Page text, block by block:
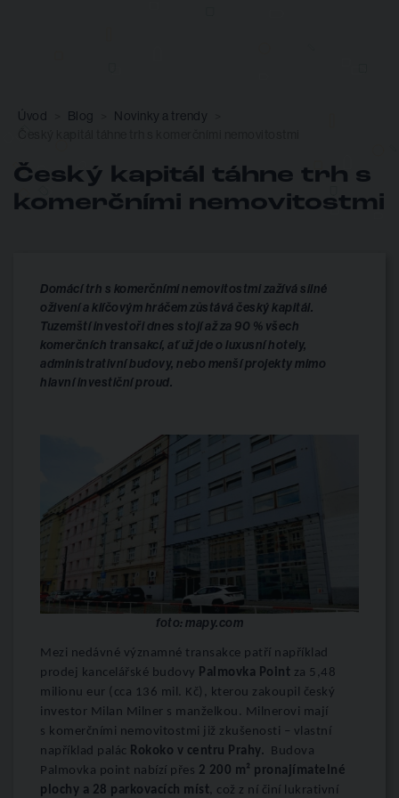
Úvod Blog
Novinky a trendy
Český kapitál táhne trh s
komerčními nemovitostmi
Domácí trh s komerčními nemovitostmi zažívá silné
oživení a klíčovým hráčem zůstává český kapitál.
Tuzemští investoři dnes stojí až za 90 % všech
komerčních transakcí, ať už jde o luxusní hotely,
administrativní budovy, nebo menší projekty mimo
hlavní investiční proud.
foto: mapy.com
Mezi nedávné významné transakce patří například
prodej kancelářské budovy Palmovka Point za 5,48
milionu eur (cca 136 mil. Kč), kterou zakoupil český
investor Milan Milner s manželkou. Milnerovi mají
s komerčními nemovitostmi již zkušenosti – vlastní
například palác Rokoko v centru Prahy. Budova
Palmovka point nabízí přes 2 200 m² pronajímatelné
plochy a 28 parkovacích míst, což z ní činí lukrativní